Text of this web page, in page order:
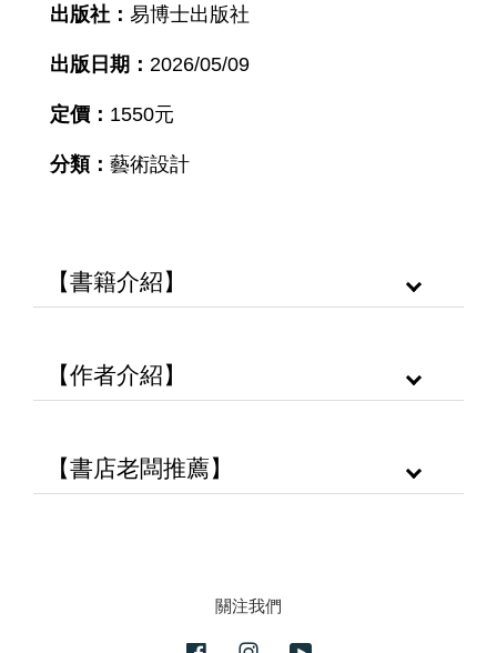
出版社： 易博士出版社
出版日期： 2026/05/09
定價： 1550元
分類： 藝術設計
【書籍介紹】
【作者介紹】
【書店老闆推薦】
關注我們